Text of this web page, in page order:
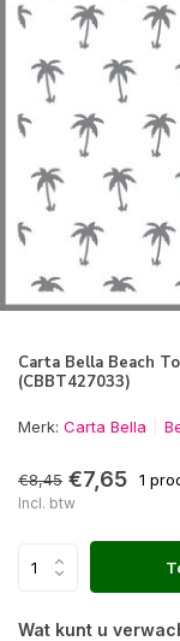
Carta Bella Beach
(CBBT427033)
Merk: Carta Bella
€8,45 €7,65 1
Incl. btw
Wat kunt u